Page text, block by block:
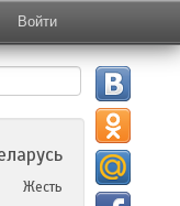
Войти
Жесть